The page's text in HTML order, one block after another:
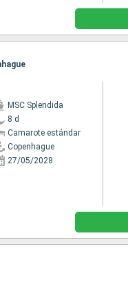
MSC Splendida
8 d
Camarote estándar
Copenhague
27/05/2028